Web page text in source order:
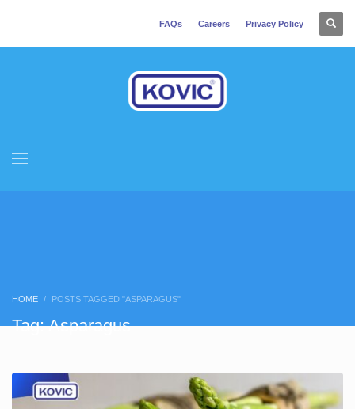
FAQs Careers Privacy Policy
HOME POSTS TAGGED "ASPARAGUS"
Tag: Asparagus